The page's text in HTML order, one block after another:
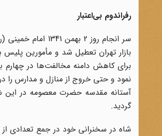
رفراندوم بی‌اعتبار
سر انجام روز 2
بازار تهران تعطیل شد و مأمورین پلیس
براى کاهش دامنه مخالفت‌ها در چهارم
نمود و حتى خروج از منازل و مدارس را
آستانه مقدسه حضرت معصومه در این
گردید.
شاه در سخنرانى خود در جمع تعدادى از